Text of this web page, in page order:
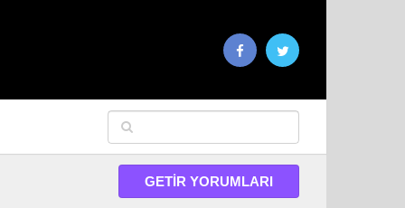
GETIR YORUMLARI